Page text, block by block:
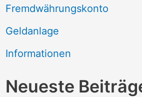
Fremdwährungskonto
Geldanlage
Informationen
Neueste